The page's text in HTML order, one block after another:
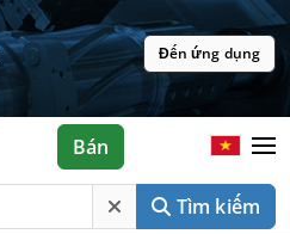
Đến ứng dụng
Tìm kiếm
Bán